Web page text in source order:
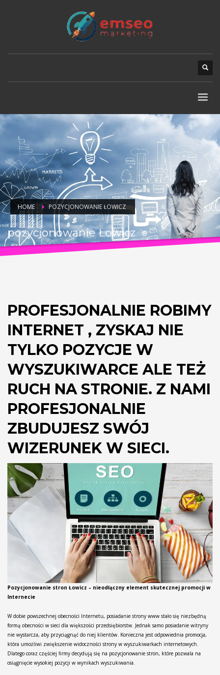
HOME POZYCJONOWANIE ŁOWICZ
pozycjonowanie Łowicz
PROFESJONALNIE ROBIMY
INTERNET , ZYSKAJ NIE
TYLKO POZYCJE W
WYSZUKIWARCE ALE TEŻ
RUCH NA STRONIE. Z NAMI
PROFESJONALNIE
ZBUDUJESZ SWÓJ
WIZERUNEK W SIECI.
Pozycjonowanie stron Łowicz – nieodłączny element skutecznej promocji w
Internecie
W dobie powszechnej obecności Internetu, posiadanie strony www stało się niezbędną
formą obecności w sieci dla większości przedsiębiorstw. Jednak samo posiadanie witryny
nie wystarcza, aby przyciągnąć do niej klientów. Konieczna jest odpowiednia promocja,
która umożliwi zwiększenie widoczności strony w wyszukiwarkach internetowych.
Dlatego coraz częściej firmy decydują się na pozycjonowanie stron, które pozwala na
osiągnięcie wysokiej pozycji w wynikach wyszukiwania.